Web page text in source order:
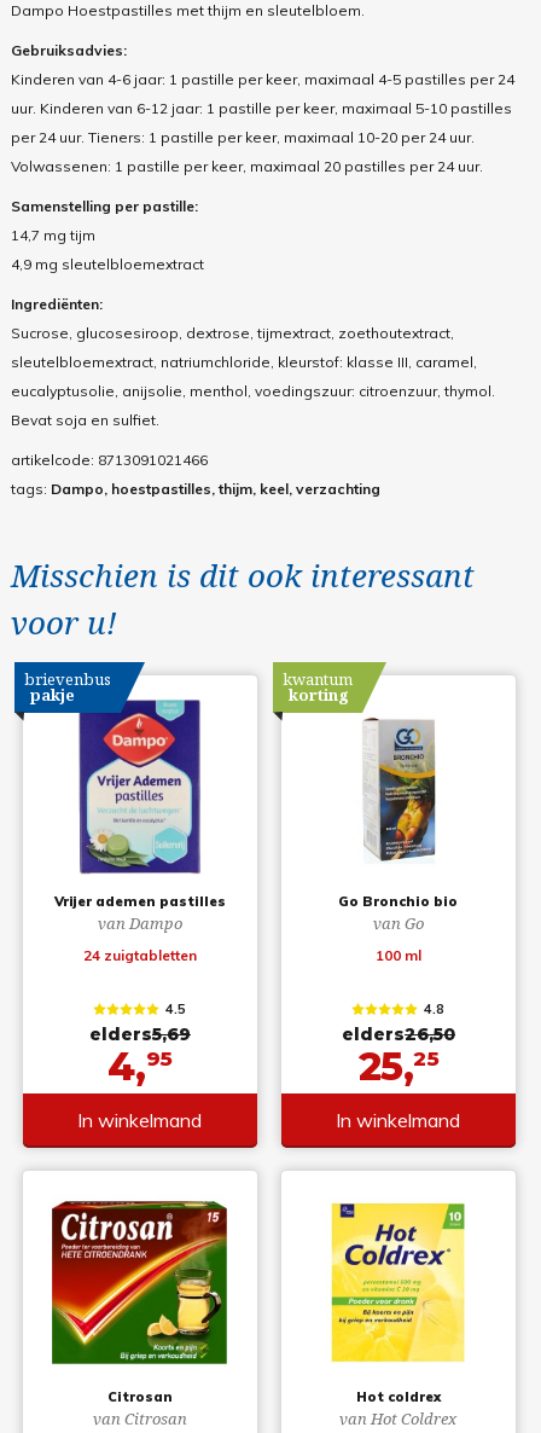
Dampo Hoestpastilles met thijm en sleutelbloem.
Gebruiksadvies:
Kinderen van 4-6 jaar: 1 pastille per keer, maximaal 4-5 pastilles per 24
uur. Kinderen van 6-12 jaar: 1 pastille per keer, maximaal 5-10 pastilles
per 24 uur. Tieners: 1 pastille per keer, maximaal 10-20 per 24 uur.
Volwassenen: 1 pastille per keer, maximaal 20 pastilles per 24 uur.
Samenstelling per pastille:
14,7 mg tijm
4,9 mg sleutelbloemextract
Ingrediënten:
Sucrose, glucosesiroop, dextrose, tijmextract, zoethoutextract,
sleutelbloemextract, natriumchloride, kleurstof: klasse III, caramel,
eucalyptusolie, anijsolie, menthol, voedingszuur: citroenzuur, thymol.
Bevat soja en sulfiet.
artikelcode: 8713091021466
tags: Dampo, hoestpastilles, thijm, keel, verzachting
Misschien is dit ook interessant
voor u!
Vrijer ademen pastilles
van Dampo
24 zuigtabletten
brievenbus
pakje
4.5
elders5,69
4,95
In winkelmand
Go Bronchio bio
van Go
100 ml
kwantum
korting
4.8
elders26,50
25,25
In winkelmand
Citrosan
van Citrosan
Hot coldrex
van Hot Coldrex